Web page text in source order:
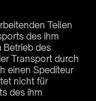
Teilen
des ihm
Betrieb des
Transport durch
einen Spediteur
nicht für
des ihm